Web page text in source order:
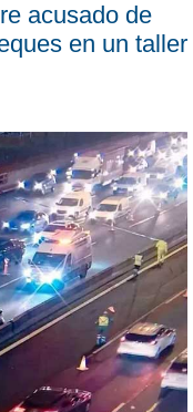
acusado de
en un taller